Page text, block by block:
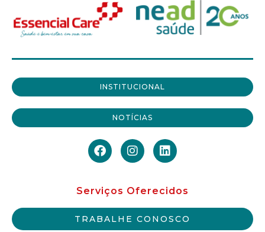
INSTITUCIONAL
NOTÍCIAS
Serviços Oferecidos
TRABALHE CONOSCO